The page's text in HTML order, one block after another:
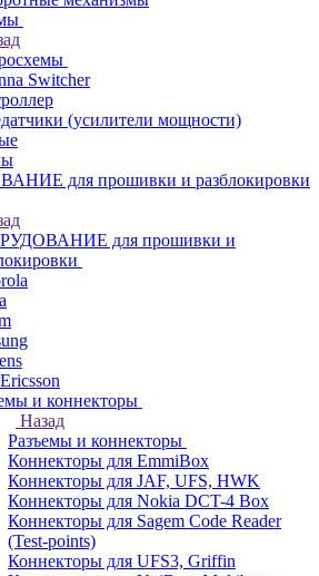
Switcher
(усилители мощности)
для прошивки и разблокировки
для прошивки и
и коннекторы
Назад
Разъемы и коннекторы
Коннекторы для EmmiBox
Коннекторы для JAF, UFS, HWK
Коннекторы для Nokia DCT-4 Box
Коннекторы для Sagem Code Reader
(Test-points)
Коннекторы для UFS3, Griffin